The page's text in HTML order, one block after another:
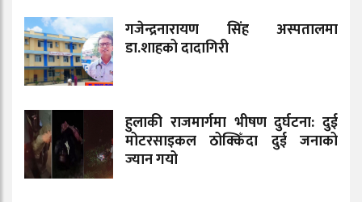
गजेन्द्रनारायण सिंह अस्पतालमा
डा.शाहको दादागिरी
हुलाकी राजमार्गमा भीषण दुर्घटना: दुई
मोटरसाइकल ठोक्किँदा दुई जनाको
ज्यान गयो